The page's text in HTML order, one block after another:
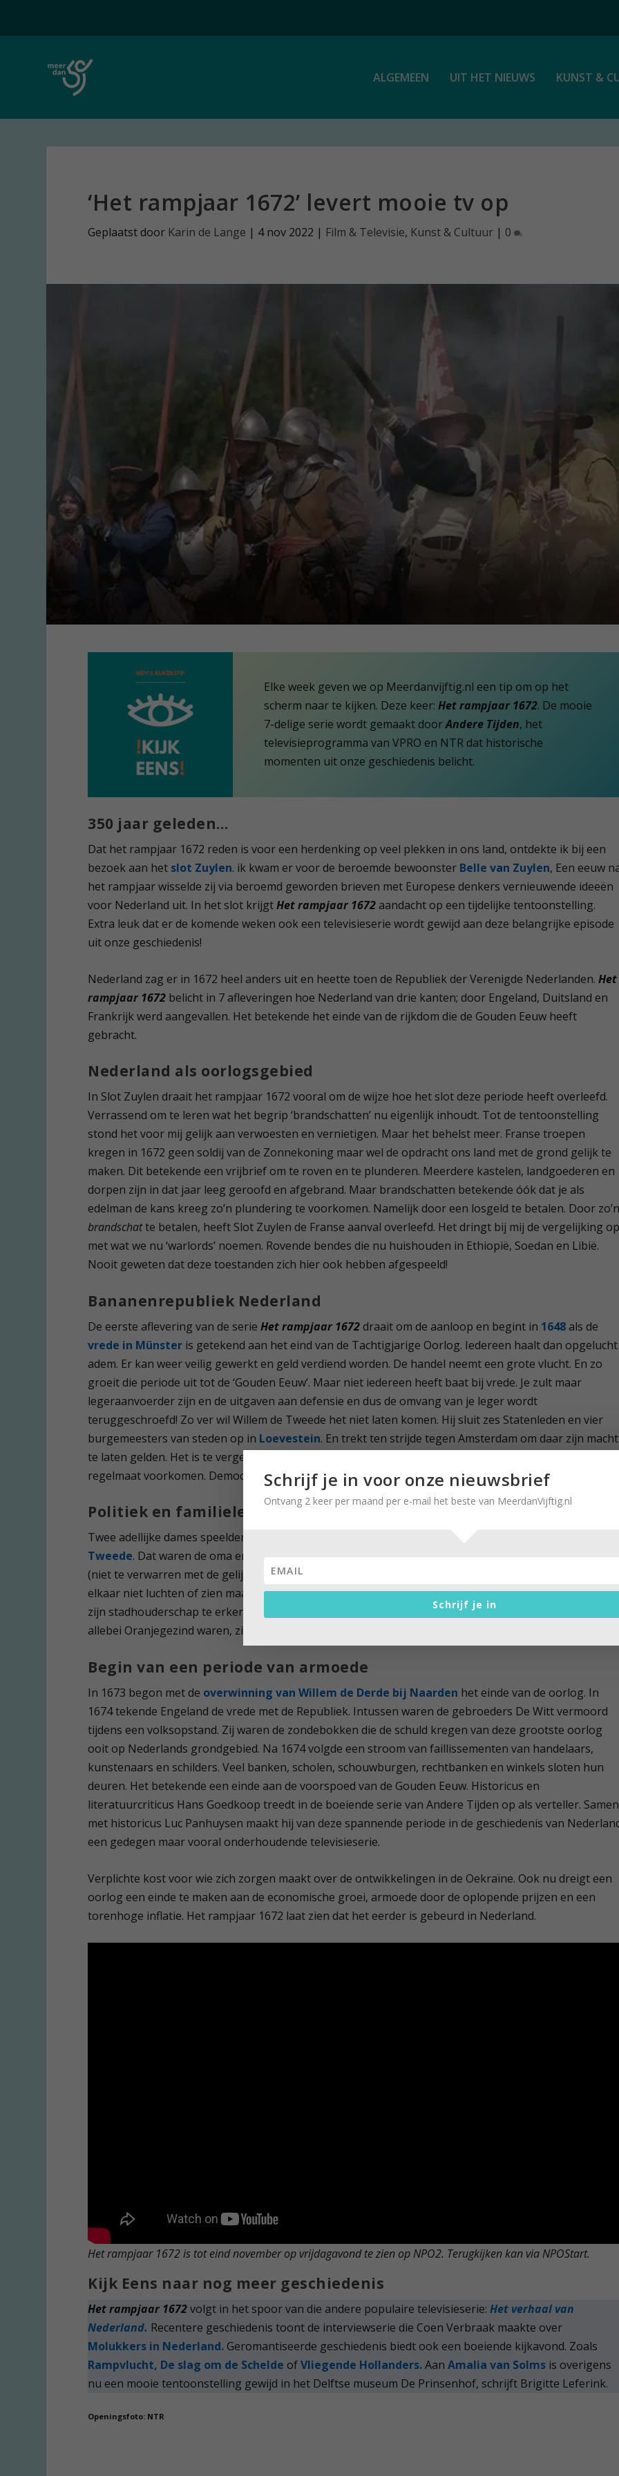
ALGEMEEN UIT HET NIEUWS KUNST &
‘Het rampjaar 1672’ levert mooie tv op
Geplaatst door Karin de Lange | 4 nov 2022 | Film & Televisie, Kunst & Cultuur | 0
Elke week geven we op Meerdanvijftig.nl een tip om op het
scherm naar te kijken. Deze keer: Het rampjaar 1672. De mooie
7-delige serie wordt gemaakt doorAndere Tijden, het
televisieprogramma van VPRO en NTR dat historische
momenten uit onze geschiedenis belicht.
350 jaar geleden…
Dat het rampjaar 1672 reden is voor een herdenking op veel plekken in ons land, ontdekte ik bij een
bezoek aan het slot Zuylen. ik kwam er voor de beroemde bewoonster Belle van Zuylen, Een eeuw
het rampjaar wisselde zij via beroemd geworden brieven met Europese denkers vernieuwende ideeën
voor Nederland uit. In het slot krijgtHet rampjaar 1672 aandacht op een tijdelijke tentoonstelling.
Extra leuk dat er de komende weken ook een televisieserie wordt gewijd aan deze belangrijke episode
uit onze geschiedenis!
Nederland zag er in 1672 heel anders uit en heette toen de Republiek der Verenigde Nederlanden.Het
rampjaar 1672 belicht in 7 afleveringen hoe Nederland van drie kanten; door Engeland, Duitsland en
Frankrijk werd aangevallen. Het betekende het einde van de rijkdom die de Gouden Eeuw heeft
gebracht.
Nederland als oorlogsgebied
In Slot Zuylen draait het rampjaar 1672 vooral om de wijze hoe het slot deze periode heeft overleefd.
Verrassend om te leren wat het begrip ‘brandschatten’ nu eigenlijk inhoudt. Tot de tentoonstelling
stond het voor mij gelijk aan verwoesten en vernietigen. Maar het behelst meer. Franse troepen
kregen in 1672 geen soldij van de Zonnekoning maar wel de opdracht ons land met de grond gelijk te
maken. Dit betekende een vrijbrief om te roven en te plunderen. Meerdere kastelen, landgoederen en
dorpen zijn in dat jaar leeg geroofd en afgebrand. Maar brandschatten betekende óók dat je als
edelman de kans kreeg zo’n plundering te voorkomen. Namelijk door een losgeld te betalen. Door
brandschatte betalen, heeft Slot Zuylen de Franse aanval overleefd. Het dringt bij mij de vergelijking
met wat we nu ‘warlords’ noemen. Rovende bendes die nu huishouden in Ethiopië, Soedan en Libië.
Nooit geweten dat deze toestanden zich hier ook hebben afgespeeld!
Bananenrepubliek Nederland
De eerste aflevering van de serieHet rampjaar 1672draait om de aanloop en begint in 1648 als de
vrede in Münster is getekend aan het eind van de Tachtigjarige Oorlog. Iedereen haalt dan opgelucht
adem. Er kan weer veilig gewerkt en geld verdiend worden. De handel neemt een grote vlucht. En zo
groeit die periode uit tot de ‘Gouden Eeuw’. Maar niet iedereen heeft baat bij vrede. Je zult maar
legeraanvoerder zijn en de uitgaven aan defensie en dus de omvang van je leger wordt
teruggeschroefd! Zo ver wil Willem de Tweede het niet laten komen. Hij sluit zes Statenleden en vier
burgemeesters van steden op in Loevestein. En trekt ten strijde tegen Amsterdam om daar zijn macht
te laten gelden. Het is te vergelijken met een staatsgreep zoals die in Afrika en Zuid-Amerika met
regelmaat voorkomen. Democratie? Dat was in die jaren nog een onbekend begrip.
Politiek en familieleed
Twee adellijke dames speelden een rol in de strijd om de macht na de onverwachte dood van
Tweede. Dat waren de oma en de moeder van de jonge prins
(niet te verwarren met de gelijknamige vrouw van Willem III) en
elkaar niet luchten of zien maar stonden wel pal voor de rol van prins van Oranje. De Staten
zijn stadhouderschap te erkennen maar kregen tegenwerking van de dominees en van het volk, die
allebei Oranjegezind waren, zien we in
Begin van een periode van armoede
In 1673 begon met de overwinning van Willem de Derde bij Naarden het einde van de oorlog. In
1674 tekende Engeland de vrede met de Republiek. Intussen waren de gebroeders De Witt vermoord
tijdens een volksopstand. Zij waren de zondebokken die de schuld kregen van deze grootste oorlog
ooit op Nederlands grondgebied. Na 1674 volgde een stroom van faillissementen van handelaars,
kunstenaars en schilders. Veel banken, scholen, schouwburgen, rechtbanken en winkels sloten hun
deuren. Het betekende een einde aan de voorspoed van de Gouden Eeuw. Historicus en
literatuurcriticus Hans Goedkoop treedt in de boeiende serie van Andere Tijden op als verteller. Samen
met historicus Luc Panhuysen maakt hij van deze spannende periode in de geschiedenis van
een gedegen maar vooral onderhoudende televisieserie.
Verplichte kost voor wie zich zorgen maakt over de ontwikkelingen in de Oekraïne. Ook nu dreigt een
oorlog een einde te maken aan de economische groei, armoede door de oplopende prijzen en een
torenhoge inflatie. Het rampjaar 1672 laat zien dat het eerder is gebeurd in Nederland.
Het rampjaar 1672 is tot eind november op vrijdagavond te zien op NPO2. Terugkijken kan via NPOStart.
Kijk Eens naar nog meer geschiedenis
Het rampjaar 1672volgt in het spoor van die andere populaire televisieserie:Het verhaal van
Nederland. Recentere geschiedenis toont de interviewserie die Coen Verbraak maakte over
Molukkers in Nederland. Geromantiseerde geschiedenis biedt ook een boeiende kijkavond. Zoals
Rampvlucht, De slag om de Schelde ofVliegende Hollanders.Aan Amalia van Solms is overigens
nu een mooie tentoonstelling gewijd in het Delftse museum De Prinsenhof, schrijft Brigitte Leferink.
Openingsfoto: NTR
Schrijf je in voor onze nieuwsbrief
Ontvang 2 keer per maand per e-mail het beste van MeerdanVijftig.nl
Schrijf je in